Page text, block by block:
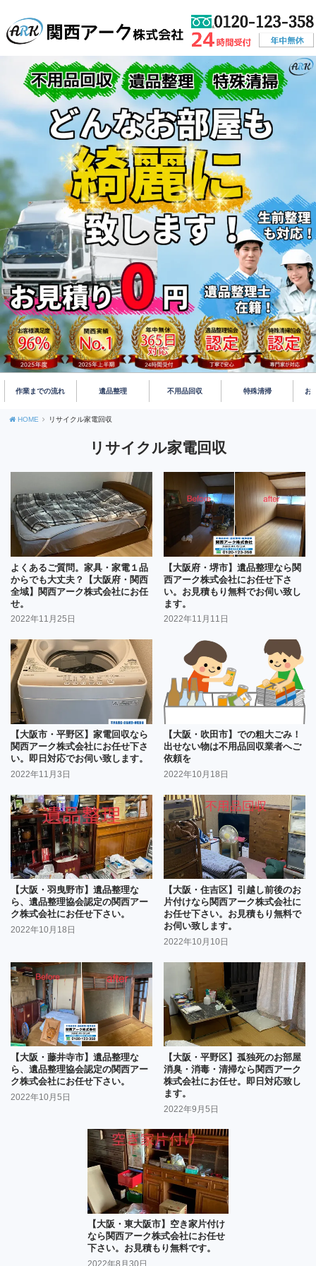
作業までの流れ 遺品整理 不用品回収 特殊清掃 お
HOME リサイクル家電回収
リサイクル家電回収
よくあるご質問。家具・家電１品
からでも大丈夫？【大阪府・関西
全域】関西アーク株式会社にお任
せ。
2022年11月25日
【大阪府・堺市】遺品整理なら関
西アーク株式会社にお任せ下さ
い。お見積もり無料でお伺い致し
ます。
2022年11月11日
【大阪市・平野区】家電回収なら
関西アーク株式会社にお任せ下さ
い。即日対応でお伺い致します。
2022年11月3日
【大阪・吹田市】での粗大ごみ！
出せない物は不用品回収業者へご
依頼を
2022年10月18日
【大阪・羽曳野市】遺品整理な
ら、遺品整理協会認定の関西アー
ク株式会社にお任せ下さい。
2022年10月18日
【大阪・住吉区】引越し前後のお
片付けなら関西アーク株式会社に
お任せ下さい。お見積もり無料で
お伺い致します。
2022年10月10日
【大阪・藤井寺市】遺品整理な
ら、遺品整理協会認定の関西アー
ク株式会社にお任せ下さい。
2022年10月5日
【大阪・平野区】孤独死のお部屋
消臭・消毒・清掃なら関西アーク
株式会社にお任せ。即日対応致し
ます。
2022年9月5日
【大阪・東大阪市】空き家片付け
なら関西アーク株式会社にお任せ
下さい。お見積もり無料です。
2022年8月30日